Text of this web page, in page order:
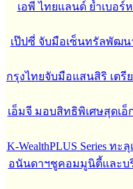
เอพี ไทยแลนด์ ย้ำเบอร์
เป๊ปซี่ จับมือเซ็นทรัลพัฒ
กรุงไทยจับมือแสนสิริ เต
เอ็มจี มอบสิทธิพิเศษสุดเ
K-WealthPLUS Series ทะ
อนันดาฯชูคอมมูนิตี้และบริ